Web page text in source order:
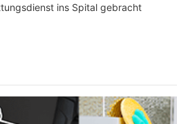
ins Spital gebracht